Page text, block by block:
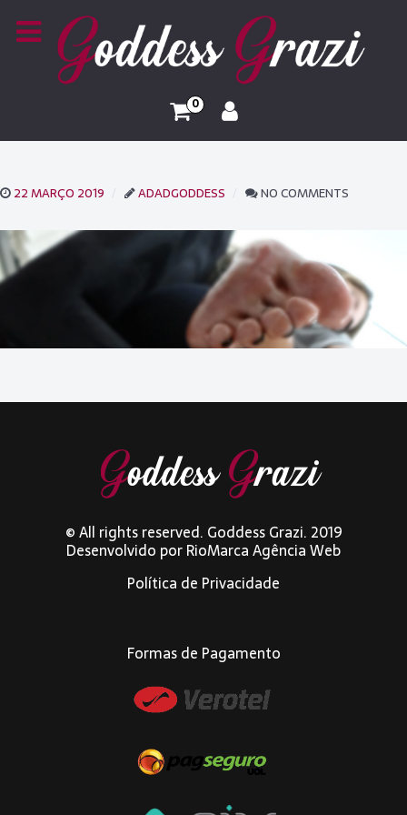
0
22 MARÇO 2019 ADADGODDESS NO COMMENTS
© All rights reserved. Goddess Grazi. 2019
Desenvolvido porRioMarca Agência Web
Política de Privacidade
Formas de Pagamento